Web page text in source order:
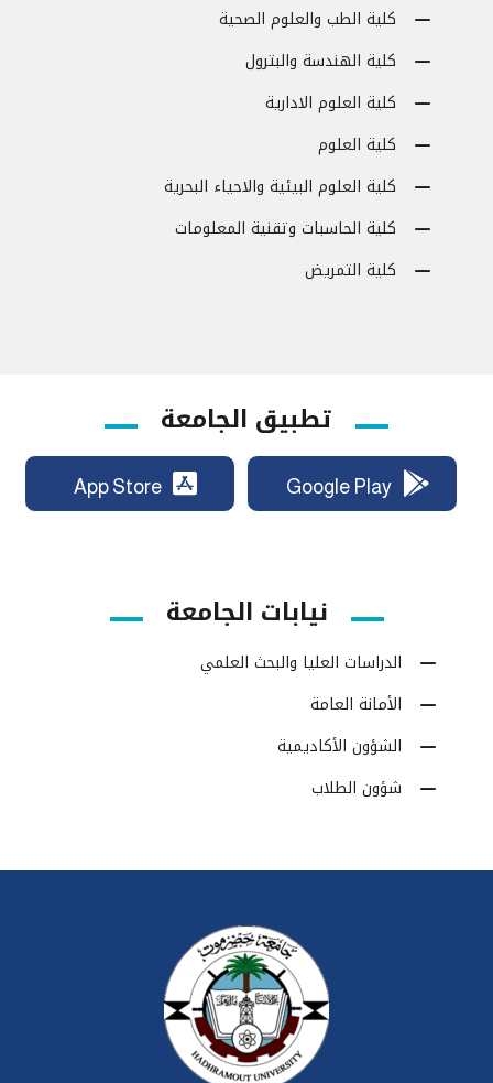
كلية الطب والعلوم الصحية
كلية الهندسة والبترول
كلية العلوم الادارية
كلية العلوم
كلية العلوم البيئية والاحياء البحرية
كلية الحاسبات وتقنية المعلومات
كلية التمريض
تطبيق الجامعة
Google Play
App Store
نيابات الجامعة
الدراسات العليا والبحث العلمي
الأمانة العامة
الشؤون الأكاديمية
شؤون الطلاب